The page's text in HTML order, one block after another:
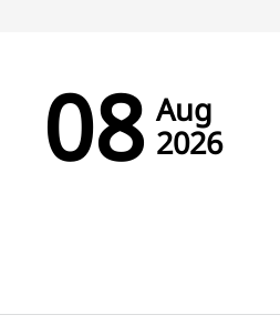
08 Aug
2026